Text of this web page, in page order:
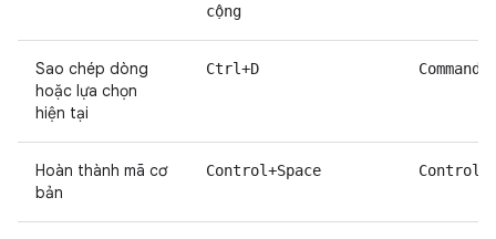
cộng
Sao chép dòng
hoặc lựa chọn
hiện tại
Ctrl+D
Hoàn thành mã cơ
bản
Control+Space